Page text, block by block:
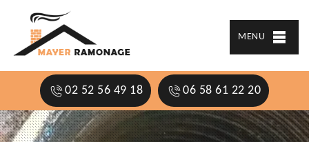
MENU
02 52 56 49 18 06 58 61 22 20